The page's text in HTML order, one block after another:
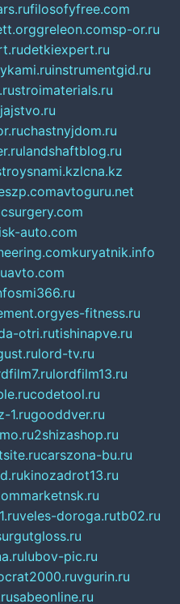
filosofyfree.com
greleon.comsp-or.ru
detkiexpert.ru
instrumentgid.ru
stroimaterials.ru
chastnyjdom.ru
landshaftblog.ru
lcna.kz
avtoguru.net
auto.com
kuryatnik.info
smi366.ru
yes-fitness.ru
otri.rutishinapve.ru
lord-tv.ru
lordfilm13.ru
codetool.ru
1.rugooddver.ru
2shizashop.ru
carszona-bu.ru
kinozadrot13.ru
veles-doroga.rutb02.ru
lubov-pic.ru
vgurin.ru
sabeonline.ru